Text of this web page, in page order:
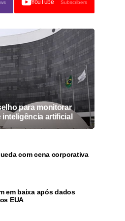
YouTube Subscribers
para monitorar
artificial
com cena corporativa
em baixa após dados
EUA